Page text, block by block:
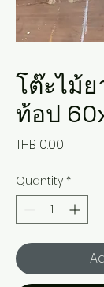
โต๊ะไม้
ท้อป
THB 0.00
Quantity *